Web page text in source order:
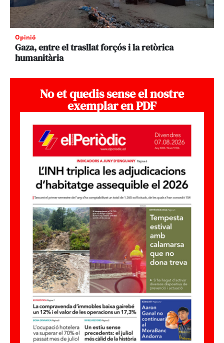
Opinió
Gaza, entre el trasllat forçós i la retòrica
humanitària
No et quedis sense el nostre
exemplar en PDF